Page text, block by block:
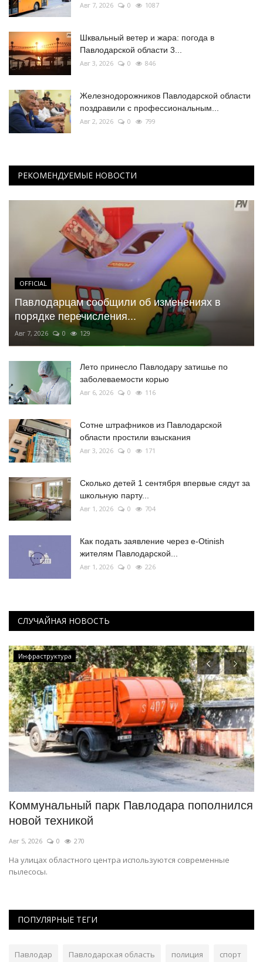
Авг 7, 2026 0 1087
Шквальный ветер и жара: погода в
Павлодарской области 3...
Авг 3, 2026 0 846
Железнодорожников Павлодарской области
поздравили с профессиональным...
Авг 2, 2026 0 799
РЕКОМЕНДУЕМЫЕ НОВОСТИ
OFFICIAL
Павлодарцам сообщили об изменениях в
порядке перечисления...
Авг 7, 2026 0 129
Лето принесло Павлодару затишье по
заболеваемости корью
Авг 6, 2026 0 116
Сотне штрафников из Павлодарской
области простили взыскания
Авг 3, 2026 0 171
Сколько детей 1 сентября впервые сядут за
школьную парту...
Авг 1, 2026 0 704
Как подать заявление через e-Otinish
жителям Павлодарской...
Авг 1, 2026 0 226
СЛУЧАЙНАЯ НОВОСТЬ
Инфраструктура
Коммунальный парк Павлодара пополнился
новой техникой
Авг 5, 2026 0 270
На улицах областного центра используются современные
пылесосы.
ПОПУЛЯРНЫЕ ТЕГИ
Павлодар Павлодарская область полиция спорт